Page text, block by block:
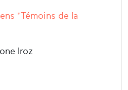
"Témoins de la
Iroz